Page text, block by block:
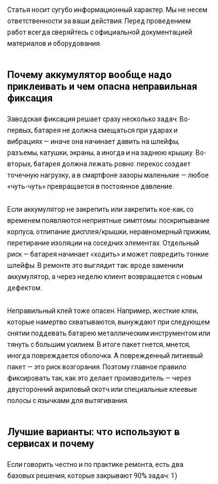
Статья носит сугубо информационный характер. Мы не несем
ответственности за ваши действия. Перед проведением
работ всегда сверяйтесь с официальной документацией
материалов и оборудования.
Почему аккумулятор вообще надо
приклеивать и чем опасна неправильная
фиксация
Заводская фиксация решает сразу несколько задач. Во-
первых, батарея не должна смещаться при ударах и
вибрациях — иначе она начинает давить на шлейфы,
разъемы, катушки, экраны, а иногда и на заднюю крышку. Во-
вторых, батарея должна лежать ровно: перекос создает
точечную нагрузку, а в смартфоне зазоры маленькие — любое
«чуть-чуть» превращается в постоянное давление.
Если аккумулятор не закрепить или закрепить кое-как, со
временем появляются неприятные симптомы: поскрипывание
корпуса, отлипание дисплея/крышки, неравномерный прижим,
перетирание изоляции на соседних элементах. Отдельный
риск — батарея начинает «ходить» и может повредить тонкие
шлейфы. В ремонте это выглядит так: вроде заменили
аккумулятор, а через неделю клиент возвращается с новым
дефектом.
Неправильный клей тоже опасен. Например, жесткие клеи,
которые намертво схватываются, вынуждают при следующем
снятии поддевать батарею металлическим инструментом или
тянуть с большим усилием. В итоге пакет гнется, мнется,
иногда повреждается оболочка. А поврежденный литиевый
пакет — это риск возгорания. Поэтому главное правило:
фиксировать так, как это делает производитель — через
двусторонний акриловый скотч или специальные клеевые
полосы с язычками для вытягивания.
Лучшие варианты: что используют в
сервисах и почему
Если говорить честно и по практике ремонта, есть два
базовых решения, которые закрывают 90% задач: 1)